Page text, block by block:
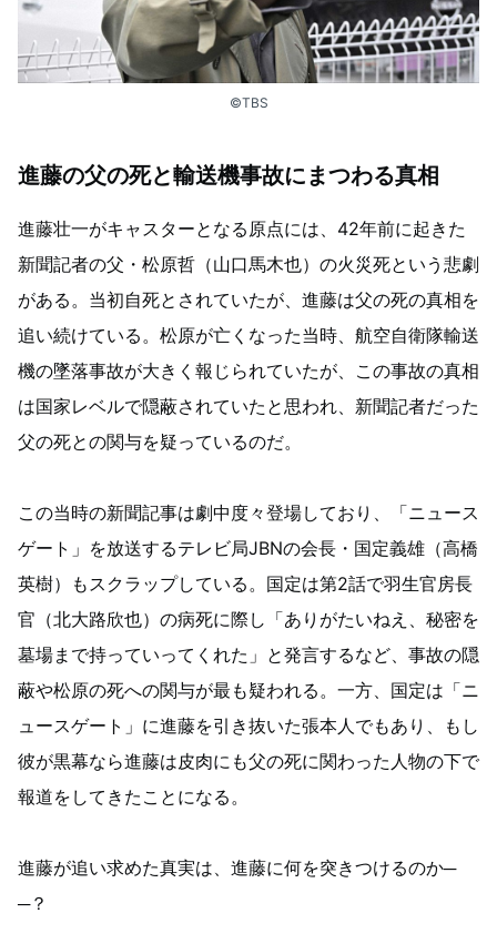
©TBS
進藤の父の死と輸送機事故にまつわる真相
進藤壮一がキャスターとなる原点には、42年前に起きた
新聞記者の父・松原哲（山口馬木也）の火災死という悲劇
がある。当初自死とされていたが、進藤は父の死の真相を
追い続けている。松原が亡くなった当時、航空自衛隊輸送
機の墜落事故が大きく報じられていたが、この事故の真相
は国家レベルで隠蔽されていたと思われ、新聞記者だった
父の死との関与を疑っているのだ。
この当時の新聞記事は劇中度々登場しており、「ニュース
ゲート」を放送するテレビ局JBNの会長・国定義雄（高橋
英樹）もスクラップしている。国定は第2話で羽生官房長
官（北大路欣也）の病死に際し「ありがたいねえ、秘密を
墓場まで持っていってくれた」と発言するなど、事故の隠
蔽や松原の死への関与が最も疑われる。一方、国定は「ニ
ュースゲート」に進藤を引き抜いた張本人でもあり、もし
彼が黒幕なら進藤は皮肉にも父の死に関わった人物の下で
報道をしてきたことになる。
進藤が追い求めた真実は、進藤に何を突きつけるのか─
─？